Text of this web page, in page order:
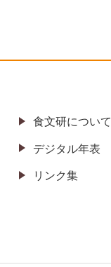
食文研について
デジタル年表
リンク集